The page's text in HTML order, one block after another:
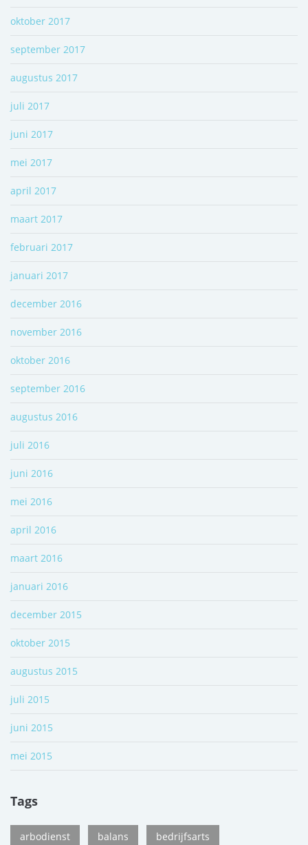
oktober 2017
september 2017
augustus 2017
juli 2017
juni 2017
mei 2017
april 2017
maart 2017
februari 2017
januari 2017
december 2016
november 2016
oktober 2016
september 2016
augustus 2016
juli 2016
juni 2016
mei 2016
april 2016
maart 2016
januari 2016
december 2015
oktober 2015
augustus 2015
juli 2015
juni 2015
mei 2015
Tags
arbodienst balans bedrijfsarts